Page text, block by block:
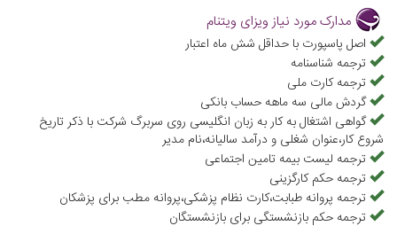
ارسالی برای سفارت اطمینان پیدا کنید. برای گرفتن ویزای ویتنام می‌بایست
به سفارت ویتنام در تهران مراجعه نمایید و یا از طریق وب‌سایت سفارت
ویتنام درخواست خود را اعلام کنید که آژانس علاءالدین تراول در کمترین
زمان ممکن و با هزینه‌ای مناسب تمامی مراحل ثبت نام ویزا را برایتان انجام
می‌دهند. اگر قصد سفر به کشور ویتنام را دارید، کارشناسان مجرب
علاءالدین تراول در هر لحظه پاسخگوی سؤالات شما هستند، همچنین برای
کسب اطلاعات بیشتر در خصوص نحوه اخذ ویزای ویتنام به قسمت ویزا در
وب‌سایت علاءالدین تراول مراجعه کنید و در آن اطلاعات مربوط به مدارک
مدارک مورد نیاز ویزای ویتنام
اصل پاسپورت با حداقل شش ماه اعتبار
ترجمه شناسنامه
ترجمه کارت ملی
گردش مالی سه ماهه حساب بانکی
گواهی اشتغال به کار به زبان انگلیسی روی سربرگ شرکت با ذکر تاریخ
شروع کار،عنوان شغلی و درآمد سالیانه،نام مدیر
ترجمه لیست بیمه تامین اجتماعی
ترجمه حکم کارگزینی
ترجمه پروانه طبابت،کارت نظام پزشکی،پروانه مطب برای پزشکان
ترجمه حکم بازنشستگی برای بازنشستگان